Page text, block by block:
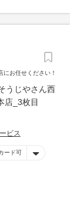
お任せください！
ビス
ード可